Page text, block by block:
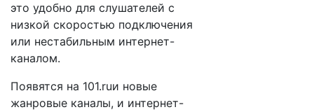
это удобно для слушателей с
низкой скоростью подключения
или нестабильным интернет-
каналом.
Появятся на 101.ruи новые
жанровые каналы, и интернет-